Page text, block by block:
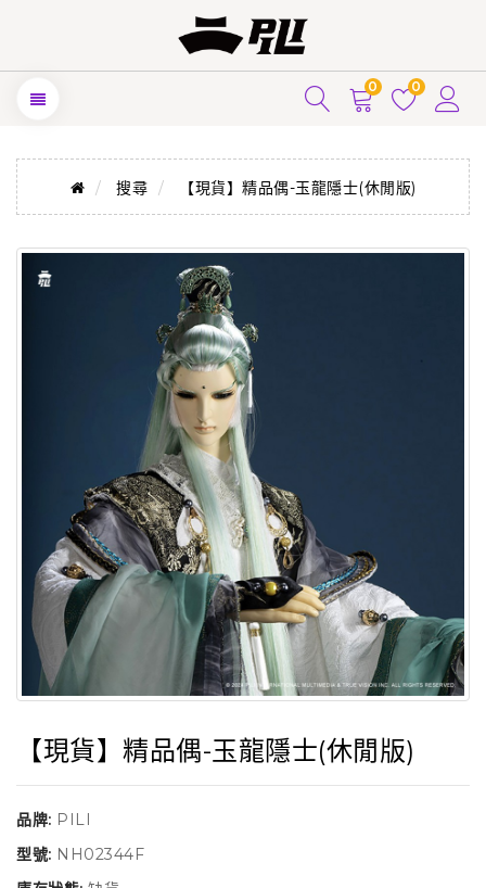
0 0
搜尋 【現貨】精品偶-玉龍隱士(休閒版)
【現貨】精品偶-玉龍隱士(休閒版)
品牌: PILI
型號: NH02344F